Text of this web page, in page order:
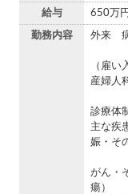
給与 650万
勤務内容 外来
（雇
産婦人
診療体
主な疾
娠・そ
［婦
がん・